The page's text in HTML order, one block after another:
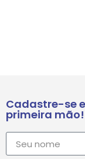
Cadastre-se
primeira mão!